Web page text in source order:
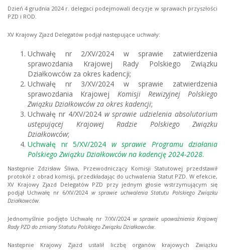
Dzień 4 grudnia 2024 r. delegaci podejmowali decyzje w sprawach przyszłości
PZD i ROD.
XV Krajowy Zjazd Delegatów podjął następujące uchwały:
Uchwałę nr 2/XV/2024 w sprawie zatwierdzenia
sprawozdania Krajowej Rady Polskiego Związku
Działkowców za okres kadencji;
Uchwałę nr 3/XV/2024 w sprawie zatwierdzenia
sprawozdania Krajowej Komisji Rewizyjnej Polskiego
Związku Działkowców za okres kadencji;
Uchwałę nr 4/XV/2024 w sprawie udzielenia absolutorium
ustępującej Krajowej Radzie Polskiego Związku
Działkowców;
Uchwałę nr 5/XV/2024 w sprawie Programu działania
Polskiego Związku Działkowców na kadencję 2024-2028.
Następnie Zdzisław Śliwa, Przewodniczący Komisji Statutowej przedstawił
protokół z obrad komisji, przedkładając do uchwalenia Statut PZD. W efekcie,
XV Krajowy Zjazd Delegatów PZD przy jednym głosie wstrzymującym się
podjął Uchwałę nr 6/XV/2024 w sprawie uchwalenia Statutu Polskiego Związku
Działkowców.
Jednomyślnie podjęto Uchwałę nr 7/XV/2024 w sprawie upoważnienia Krajowej
Rady PZD do zmiany Statutu Polskiego Związku Działkowców.
Następnie Krajowy Zjazd ustalił liczbę organów krajowych Związku